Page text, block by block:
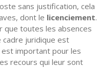
sans justification, cela
dont le licenciement.
que toutes les absences
cadre juridique est
important pour les
recours qui leur sont